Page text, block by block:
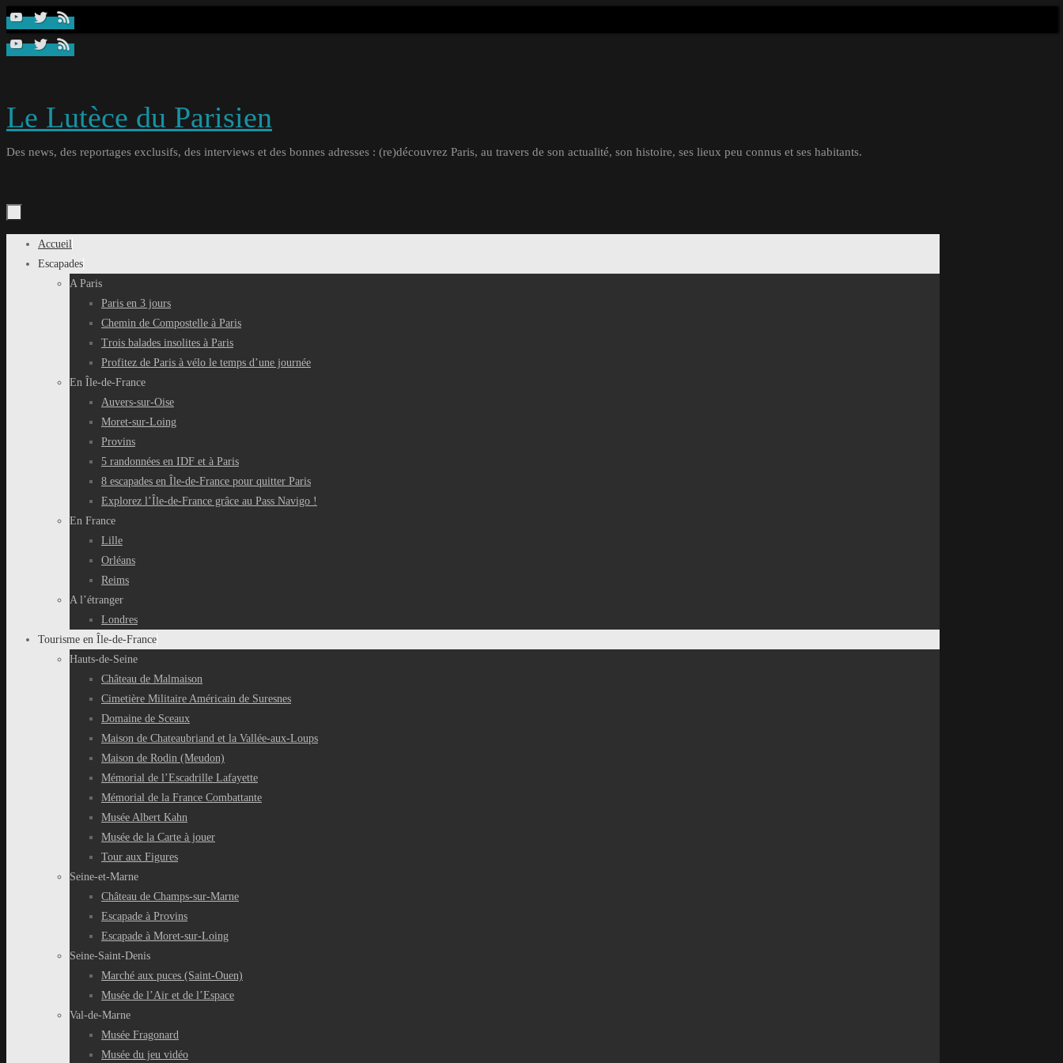
Passer
contenu
Le Lutèce du Parisien
Des news, des reportages exclusifs, des interviews et des bonnes adresses : (re)découvrez Paris, au travers de son actualité, son histoire, ses lieux peu connus et ses habitants.
Passer
Accueil
Escapades
A Paris
Paris en 3 jours
Chemin de Compostelle à Paris
Trois balades insolites à Paris
Profitez de Paris à vélo le temps d’une journée
En Île-de-France
Auvers-sur-Oise
Moret-sur-Loing
Provins
5 randonnées en IDF et à Paris
8 escapades en Île-de-France pour quitter Paris
Explorez l’Île-de-France grâce au Pass Navigo !
En France
Lille
Orléans
Reims
A l’étranger
Londres
Tourisme en Île-de-France
Hauts-de-Seine
Château de Malmaison
Cimetière Militaire Américain de Suresnes
Domaine de Sceaux
Maison de Chateaubriand et la Vallée-aux-Loups
Maison de Rodin (Meudon)
Mémorial de l’Escadrille Lafayette
Mémorial de la France Combattante
Musée Albert Kahn
Musée de la Carte à jouer
Tour aux Figures
Seine-et-Marne
Château de Champs-sur-Marne
Escapade à Provins
Escapade à Moret-sur-Loing
Seine-Saint-Denis
Marché aux puces (Saint-Ouen)
Musée de l’Air et de l’Espace
Val-de-Marne
Musée Fragonard
Musée du jeu vidéo